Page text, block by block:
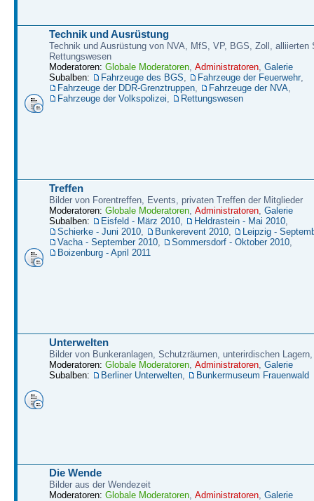
Technik und Ausrüstung
Technik und Ausrüstung von NVA, MfS, VP, BGS, Zoll, alliierten
Rettungswesen
Moderatoren: Globale Moderatoren Administratoren Galerie
Subalben:
Fahrzeuge des BGS Fahrzeuge der Feuerwehr,
Fahrzeuge der DDR-Grenztruppen
Fahrzeuge der NVA
Fahrzeuge der Volkspolizei
Rettungswesen
Treffen
Bilder von Forentreffen, Events, privaten Treffen der Mitglieder
Moderatoren: Globale Moderatoren Administratoren Galerie
Subalben:
Eisfeld - März 2010 Heldrastein - Mai 2010
Schierke - Juni 2010
Bunkerevent 2010
Leipzig -
Vacha - September 2010
Sommersdorf - Oktober 2010
Boizenburg - April 2011
Unterwelten
Bilder von Bunkeranlagen, Schutzräumen, unterirdischen
Moderatoren: Globale Moderatoren Administratoren Galerie
Subalben:
Berliner Unterwelten Bunkermuseum Frauenwald
Die Wende
Bilder aus der Wendezeit
Moderatoren: Globale Moderatoren Administratoren Galerie